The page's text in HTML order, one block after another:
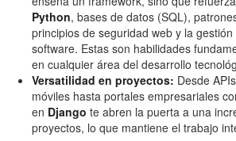
Python, bases de datos (SQL),
principios de seguridad web y la
software. Estas son habilidades
en cualquier área del desarrollo
Versatilidad en proyectos: Desde
móviles hasta portales empresariales
en Django te abren la puerta a una
proyectos, lo que mantiene el trabajo